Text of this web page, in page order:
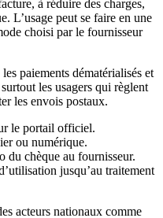
à réduire des charges,
L’usage peut se faire en une
choisi par le fournisseur
paiements dématérialisés et
les usagers qui règlent
les envois postaux.
le portail officiel.
ou numérique.
du chèque au fournisseur.
jusqu’au traitement
acteurs nationaux comme